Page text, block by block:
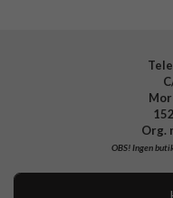
Org.
OBS!Ingen